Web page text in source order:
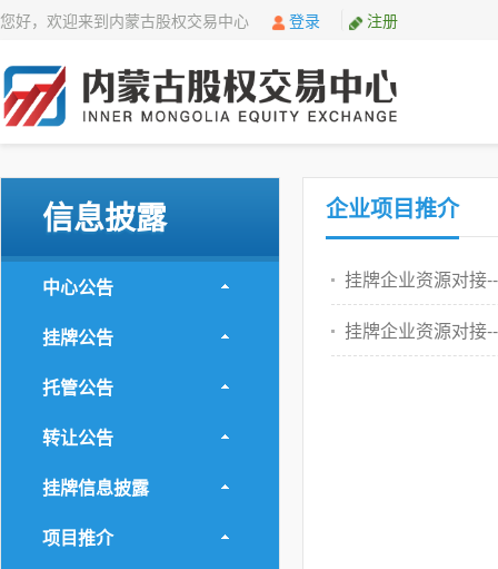
您好，欢迎来到内蒙古股权交易中心 登录 注册
信息披露
中心公告
挂牌公告
托管公告
转让公告
挂牌信息披露
项目推介
企业项目推介
挂牌企业资源对接
挂牌企业资源对接